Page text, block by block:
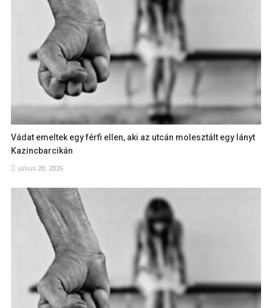
Vádat emeltek egy férfi ellen, aki az utcán molesztált egy lányt
Kazincbarcikán
július 20, 2026